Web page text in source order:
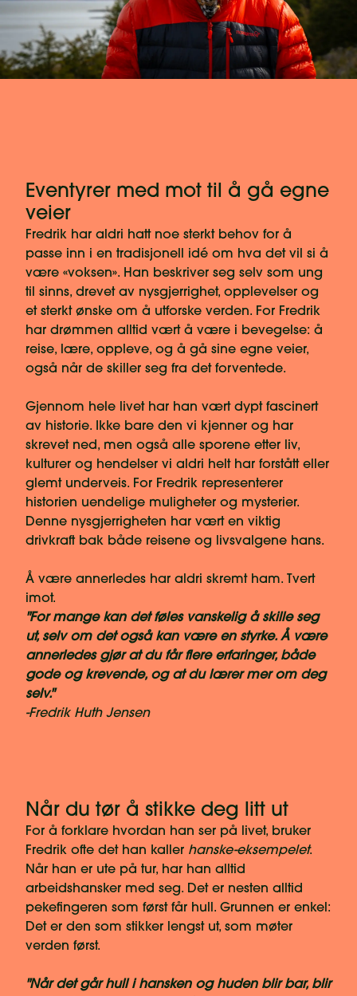
Eventyrer med mot til å gå egne
veier
Fredrik har aldri hatt noe sterkt behov for å
passe inn i en tradisjonell idé om hva det vil si å
være «voksen». Han beskriver seg selv som ung
til sinns, drevet av nysgjerrighet, opplevelser og
et sterkt ønske om å utforske verden. For Fredrik
har drømmen alltid vært å være i bevegelse: å
reise, lære, oppleve, og å gå sine egne veier,
også når de skiller seg fra det forventede.
Gjennom hele livet har han vært dypt fascinert
av historie. Ikke bare den vi kjenner og har
skrevet ned, men også alle sporene etter liv,
kulturer og hendelser vi aldri helt har forstått eller
glemt underveis. For Fredrik representerer
historien uendelige muligheter og mysterier.
Denne nysgjerrigheten har vært en viktig
drivkraft bak både reisene og livsvalgene hans.
Å være annerledes har aldri skremt ham. Tvert
imot.
"For mange kan det føles vanskelig å skille seg
ut, selv om det også kan være en styrke. Å være
annerledes gjør at du får flere erfaringer, både
gode og krevende, og at du lærer mer om deg
selv."
-Fredrik Huth Jensen
Når du tør å stikke deg litt ut
For å forklare hvordan han ser på livet, bruker
Fredrik ofte det han kaller hanske-eksempelet.
Når han er ute på tur, har han alltid
arbeidshansker med seg. Det er nesten alltid
pekefingeren som først får hull. Grunnen er enkel:
Det er den som stikker lengst ut, som møter
verden først.
"Når det går hull i hansken og huden blir bar, blir